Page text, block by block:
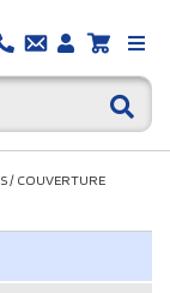
/ COUVERTURE